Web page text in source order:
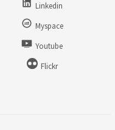
Linkedin
Myspace
Youtube
Flickr